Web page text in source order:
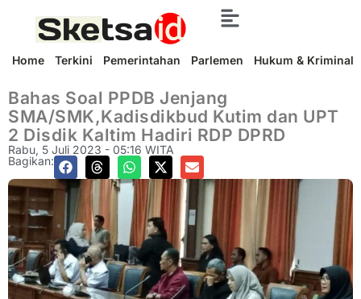
Home Terkini Pemerintahan Parlemen Hukum & Kriminal
Bahas Soal PPDB Jenjang
SMA/SMK,Kadisdikbud Kutim dan UPT
2 Disdik Kaltim Hadiri RDP DPRD
Rabu, 5 Juli 2023 - 05:16 WITA
Bagikan: